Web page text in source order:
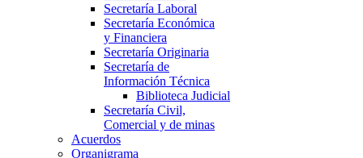
Secretaría Laboral
Secretaría Económica
y Financiera
Secretaría Originaria
Secretaría de
Información Técnica
Biblioteca Judicial
Secretaría Civil,
Comercial y de minas
Acuerdos
Organigrama